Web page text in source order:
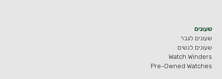
שעונים
שעונים לגבר
שעונים לנשים
Watch Winders
Pre-Owned Watches